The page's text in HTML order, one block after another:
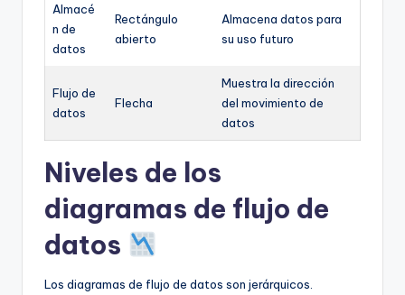
Almacé
n de
datos
Rectángulo
abierto
Almacena datos para
su uso futuro
Flujo de
datos
Flecha
Muestra la dirección
del movimiento de
datos
Niveles de los
diagramas de flujo de
datos
Los diagramas de flujo de datos son jerárquicos.